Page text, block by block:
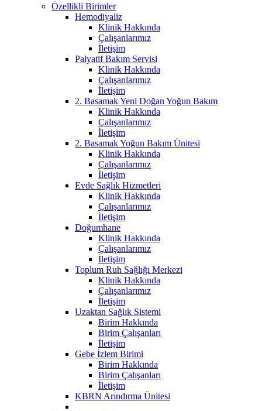
Özellikli Birimler
Hemodiyaliz
Klinik Hakkında
Çalışanlarımız
İletişim
Palyatif Bakım Servisi
Klinik Hakkında
Çalışanlarımız
İletişim
2. Basamak Yeni Doğan Yoğun Bakım
Klinik Hakkında
Çalışanlarımız
İletişim
2. Basamak Yoğun Bakım Ünitesi
Klinik Hakkında
Çalışanlarımız
İletişim
Evde Sağlık Hizmetleri
Klinik Hakkında
Çalışanlarımız
İletişim
Doğumhane
Klinik Hakkında
Çalışanlarımız
İletişim
Toplum Ruh Sağlığı Merkezi
Klinik Hakkında
Çalışanlarımız
İletişim
Uzaktan Sağlık Sistemi
Birim Hakkında
Birim Çalışanları
İletişim
Gebe İzlem Birimi
Birim Hakkında
Birim Çalışanları
İletişim
KBRN Arındırma Ünitesi